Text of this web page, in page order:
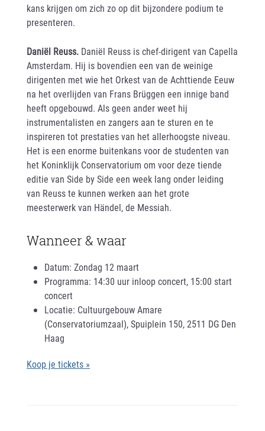
kans krijgen om zich zo op dit bijzondere podium te
presenteren.
Daniël Reuss. Daniël Reuss is chef-dirigent van Capella
Amsterdam. Hij is bovendien een van de weinige
dirigenten met wie het Orkest van de Achttiende Eeuw
na het overlijden van Frans Brüggen een innige band
heeft opgebouwd. Als geen ander weet hij
instrumentalisten en zangers aan te sturen en te
inspireren tot prestaties van het allerhoogste niveau.
Het is een enorme buitenkans voor de studenten van
het Koninklijk Conservatorium om voor deze tiende
editie van Side by Side een week lang onder leiding
van Reuss te kunnen werken aan het grote
meesterwerk van Händel, de Messiah.
Wanneer & waar
Datum: Zondag 12 maart
Programma: 14:30 uur inloop concert, 15:00 start
concert
Locatie: Cultuurgebouw Amare
(Conservatoriumzaal), Spuiplein 150, 2511 DG Den
Haag
Koop je tickets »